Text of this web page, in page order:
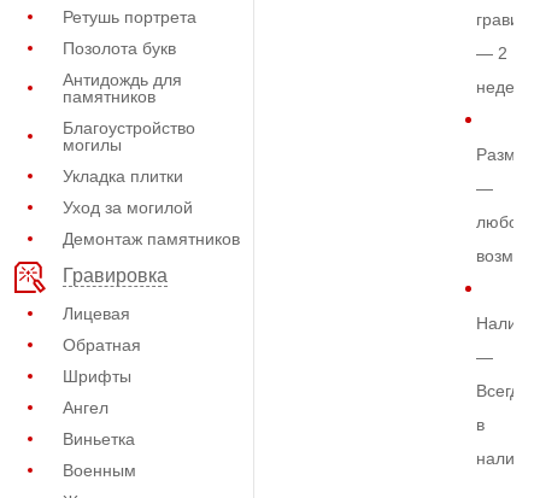
Ретушь портрета
Позолота букв
Антидождь для
памятников
Благоустройство
могилы
Укладка плитки
Уход за могилой
Демонтаж памятников
Гравировка
Лицевая
Обратная
Шрифты
Ангел
Виньетка
Военным
— 2
недели
Размер
—
любой
—
Всегда
в